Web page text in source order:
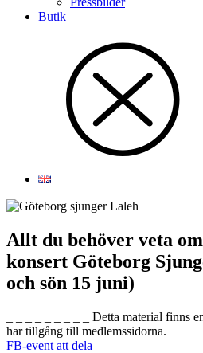
Butik
Allt du behöver veta
konsert Göteborg
och sön 15 juni)
_ _ _ _ _ _ _ _ _ Detta material finns
har tillgång till medlemssidorna.
FB-event att dela